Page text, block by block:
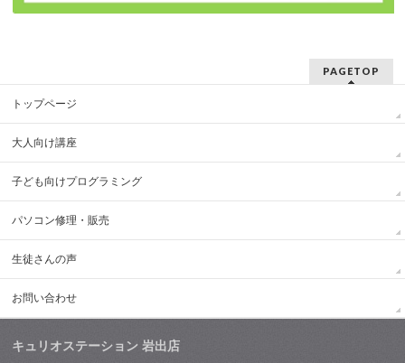
PAGETOP
トップページ
大人向け講座
子ども向けプログラミング
パソコン修理・販売
生徒さんの声
お問い合わせ
キュリオステーション 岩出店